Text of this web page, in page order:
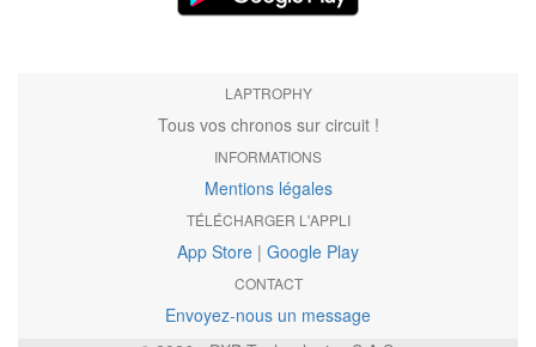
LAPTROPHY
Tous vos chronos sur circuit !
INFORMATIONS
Mentions légales
TÉLÉCHARGER L'APPLI
App Store | Google Play
CONTACT
Envoyez-nous un message